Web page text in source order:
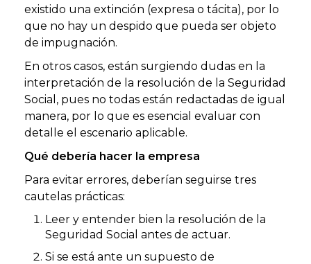
existido una extinción (expresa o tácita), por lo
que no hay un despido que pueda ser objeto
de impugnación.
En otros casos, están surgiendo dudas en la
interpretación de la resolución de la Seguridad
Social, pues no todas están redactadas de igual
manera, por lo que es esencial evaluar con
detalle el escenario aplicable.
Qué debería hacer la empresa
Para evitar errores, deberían seguirse tres
cautelas prácticas:
Leer y entender bien la resolución de la
Seguridad Social antes de actuar.
Si se está ante un supuesto de